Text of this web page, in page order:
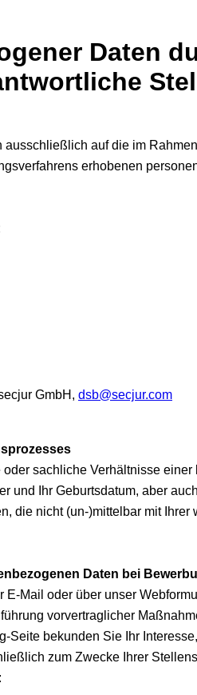
Daten
auf die im
erhobenen
GmbH, dsb@secjur.com
sachliche Verhältnisse
und Ihr Geburtsdatum, aber
die nicht (un-)mittelbar mit
Daten bei
Mail oder über unser
vorvertraglicher
Seite bekunden Sie Ihr
zum Zwecke Ihrer